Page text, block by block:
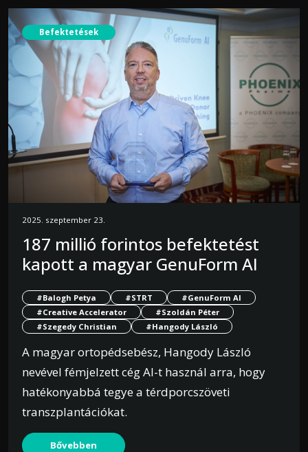
Befektetések
2025. szeptember 23.
187 millió forintos befektetést
kapott a magyar GenuForm AI
#Balogh Petya #STRT
#GenuForm AI
#Creative Accelerator
#Szoldán Péter
#Szegedy Christian
#Hangody László
A magyar ortopédsebész, Hangody László
nevével fémjelzett cég AI-t használ arra, hogy
hatékonyabbá tegye a térdporcszöveti
transzplantációkat.
Bővebben